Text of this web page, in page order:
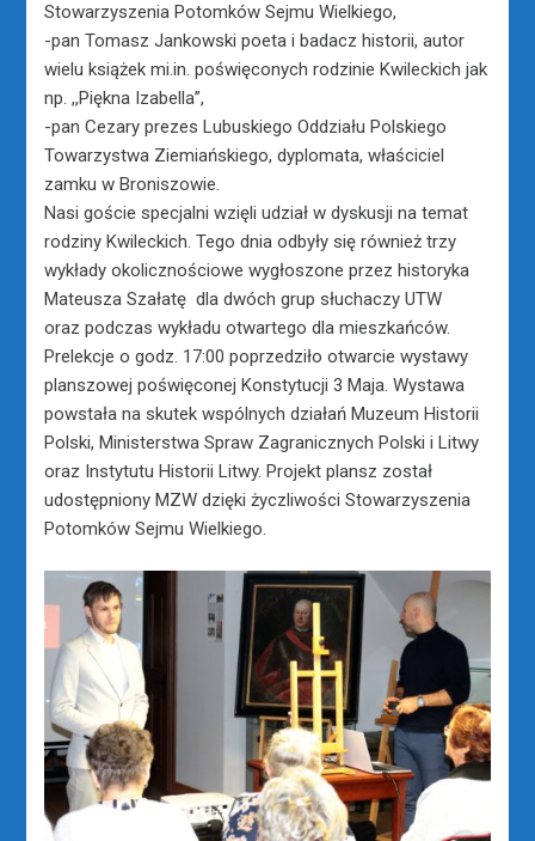
Stowarzyszenia Potomków Sejmu Wielkiego,
-pan Tomasz Jankowski poeta i badacz historii, autor
wielu książek mi.in. poświęconych rodzinie Kwileckich jak
np. ,,Piękna Izabella”,
-pan Cezary prezes Lubuskiego Oddziału Polskiego
Towarzystwa Ziemiańskiego, dyplomata, właściciel
zamku w Broniszowie.
Nasi goście specjalni wzięli udział w dyskusji na temat
rodziny Kwileckich. Tego dnia odbyły się również trzy
wykłady okolicznościowe wygłoszone przez historyka
Mateusza Szałatę dla dwóch grup słuchaczy UTW
oraz podczas wykładu otwartego dla mieszkańców.
Prelekcje o godz. 17:00 poprzedziło otwarcie wystawy
planszowej poświęconej Konstytucji 3 Maja. Wystawa
powstała na skutek wspólnych działań Muzeum Historii
Polski, Ministerstwa Spraw Zagranicznych Polski i Litwy
oraz Instytutu Historii Litwy. Projekt plansz został
udostępniony MZW dzięki życzliwości Stowarzyszenia
Potomków Sejmu Wielkiego.